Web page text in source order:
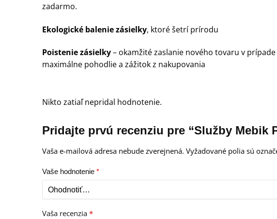
zadarmo.
Ekologické balenie zásielky, ktoré šetrí prírodu
Poistenie zásielky– okamžité zaslanie nového tovaru v
maximálne pohodlie a zážitok z nakupovania
Nikto zatiaľ nepridal hodnotenie.
Pridajte prvú recenziu pre “Služby Mebik
Vaša e-mailová adresa nebude zverejnená. Vyžadované polia sú
Vaše hodnotenie*
Vaša recenzia*